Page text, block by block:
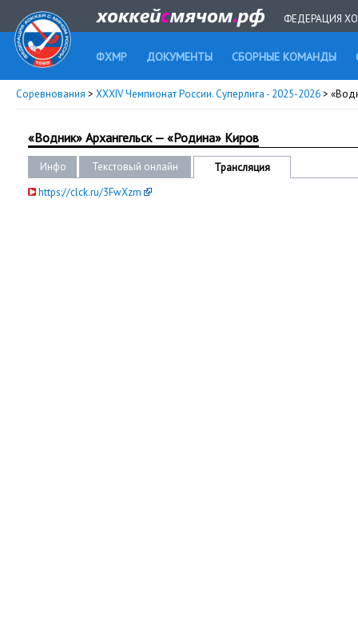
ФЕДЕРАЦИЯ
ФХМР ДОКУМЕНТЫ СБОРНЫЕ КОМАНДЫ
Соревнования > XXXIV Чемпионат России. Суперлига - 2025-2026>
«Водник» Архангельск — «Родина» Киров
Инфо Текстовый онлайн
Трансляция
https://clck.ru/3FwXzm